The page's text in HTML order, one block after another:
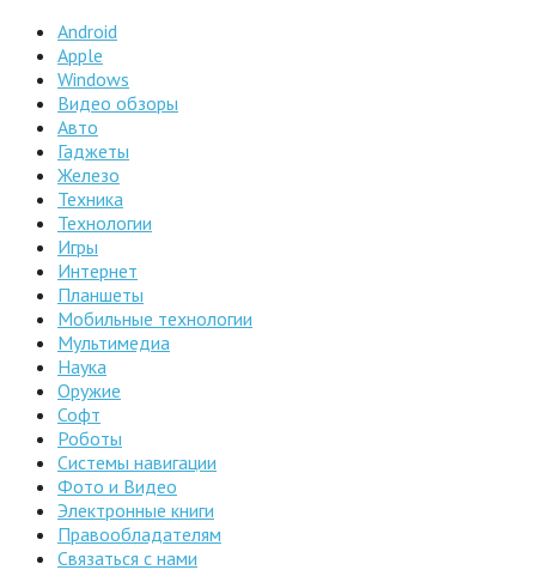
Android
Apple
Windows
Видео обзоры
Авто
Гаджеты
Железо
Техника
Технологии
Игры
Интернет
Планшеты
Мобильные технологии
Мультимедиа
Наука
Оружие
Софт
Роботы
Системы навигации
Фото и Видео
Электронные книги
Правообладателям
Связаться с нами